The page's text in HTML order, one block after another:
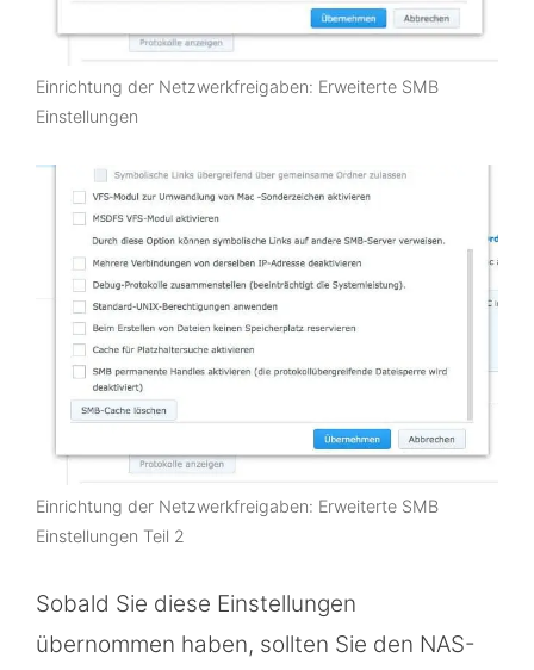
Einrichtung der Netzwerkfreigaben: Erweiterte SMB
Einstellungen
Einrichtung der Netzwerkfreigaben: Erweiterte SMB
Einstellungen Teil 2
Sobald Sie diese Einstellungen
übernommen haben, sollten Sie den NAS-